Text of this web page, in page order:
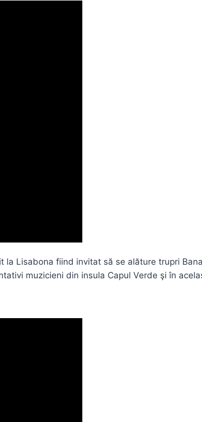
la Lisabona fiind invitat să se alăture trupri
muzicieni din insula Capul Verde şi în